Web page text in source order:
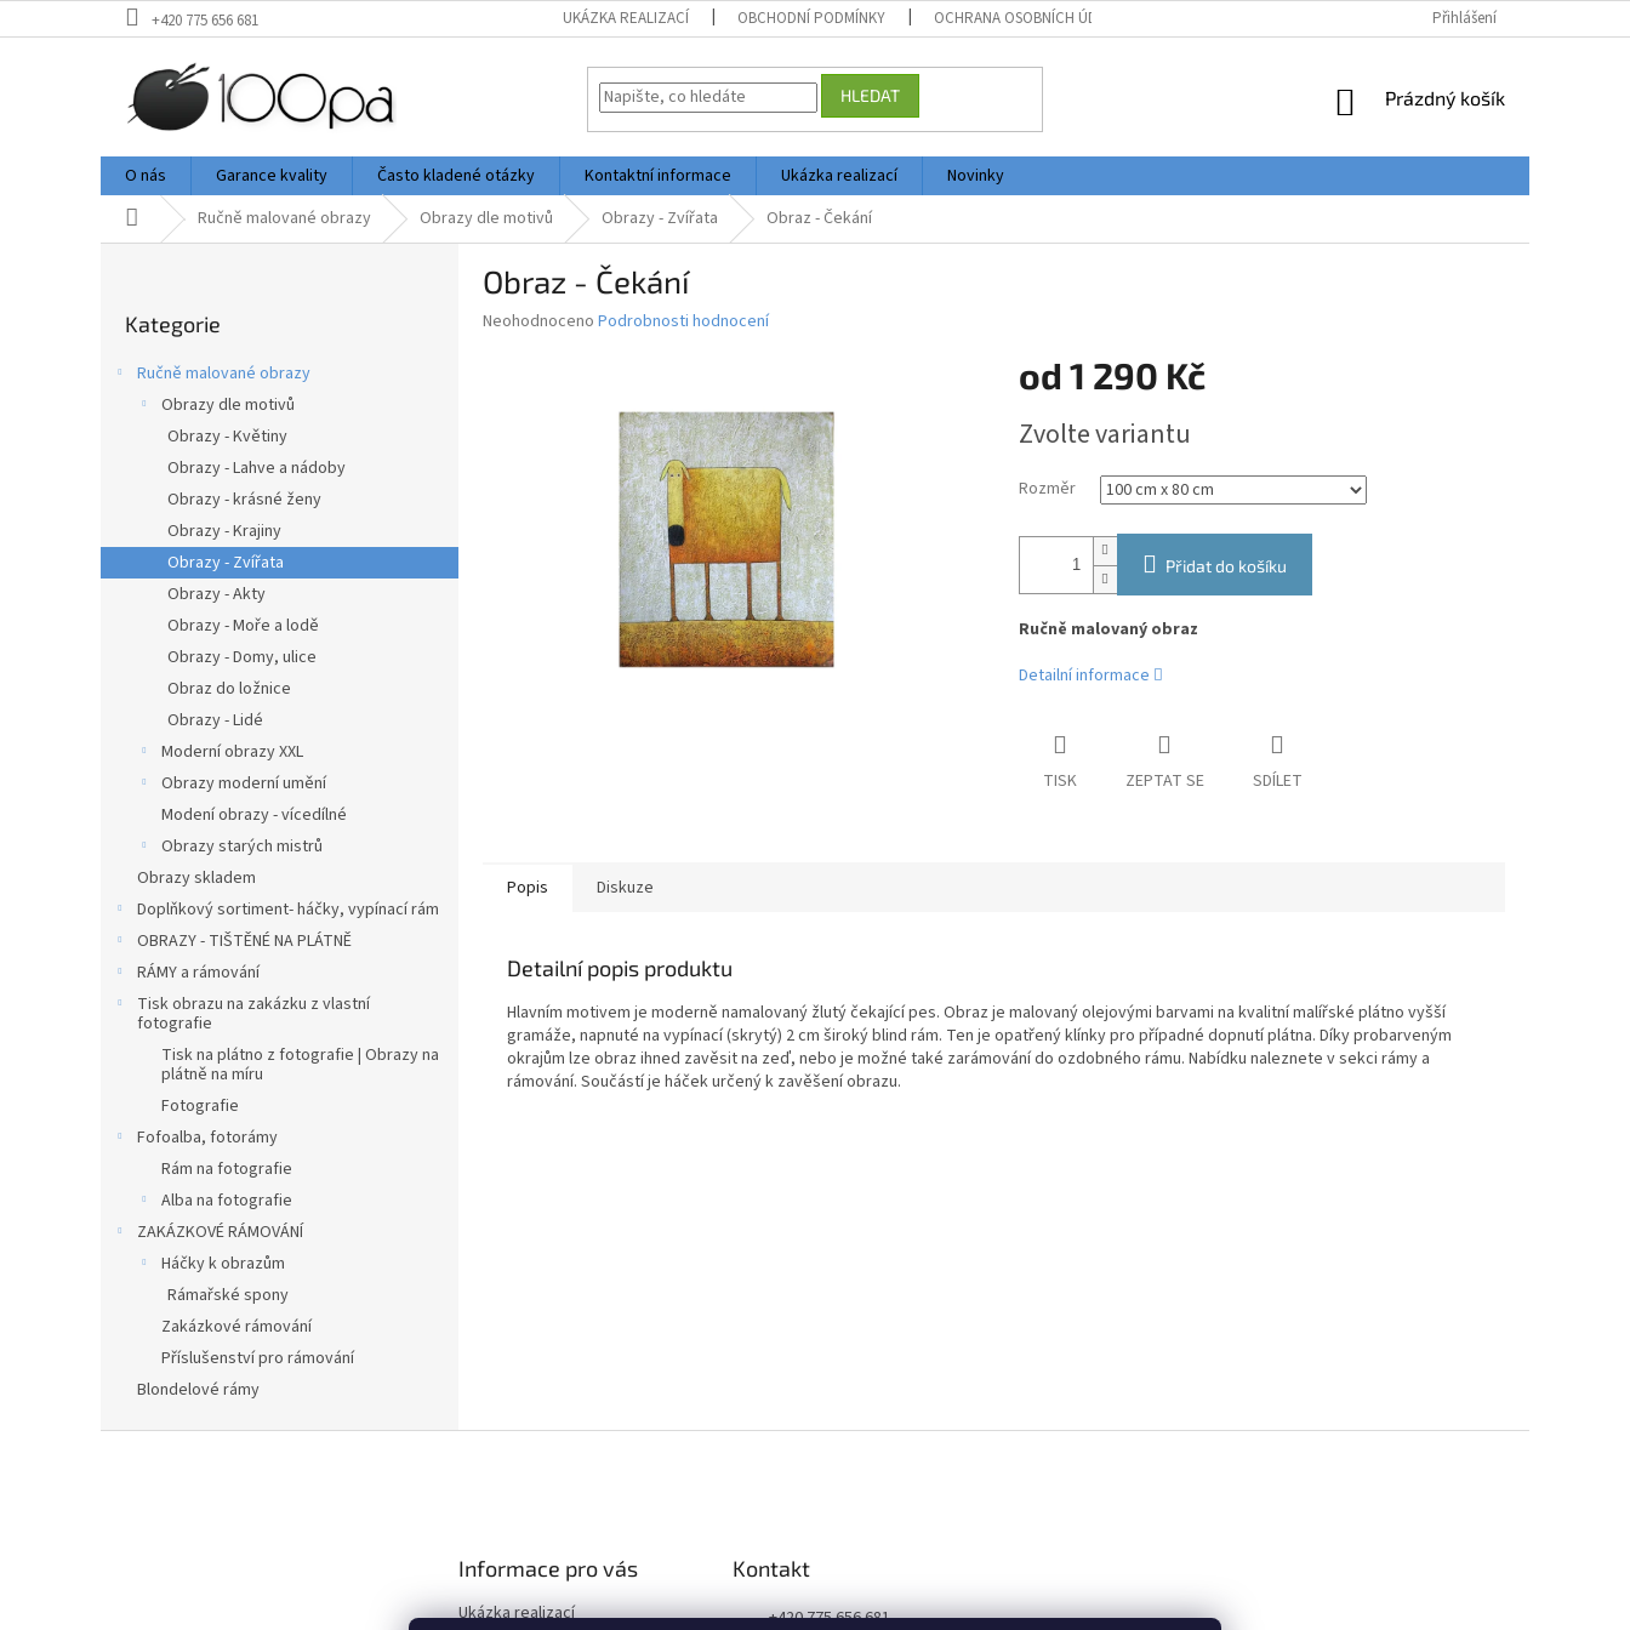
na
+420 775 656 681 UKÁZKA REALIZACÍ OBCHODNÍ PODMÍNKY OCHRANA OSOBNÍCH ÚDAJŮ Přihlášení
HLEDAT
NÁKUPNÍ
Prázdný košík
O nás Garance kvality Často kladené otázky Kontaktní informace Ukázka realizací
Novinky
Domů Ručně malované obrazy Obrazy dle motivů Obrazy - Zvířata Obraz - Čekání
n
e
kategorie
Kategorie
Ručně malované obrazy
Obrazy dle motivů
Obrazy - Květiny
Obrazy - Lahve a nádoby
Obrazy - krásné ženy
Obrazy - Krajiny
Obrazy - Zvířata
Obrazy - Akty
Obrazy - Moře a lodě
Obrazy - Domy, ulice
Obraz do ložnice
Obrazy - Lidé
Moderní obrazy XXL
Obrazy moderní umění
Modení obrazy - vícedílné
Obrazy starých mistrů
Obrazy skladem
Doplňkový sortiment- háčky, vypínací rám
OBRAZY - TIŠTĚNÉ NA PLÁTNĚ
RÁMY a rámování
Tisk obrazu na zakázku z vlastní
fotografie
Tisk na plátno z fotografie | Obrazy na
plátně na míru
Fotografie
Fofoalba, fotorámy
Rám na fotografie
Alba na fotografie
ZAKÁZKOVÉ RÁMOVÁNÍ
Háčky k obrazům
Rámařské spony
Zakázkové rámování
Příslušenství pro rámování
Blondelové rámy
Obraz - Čekání
Průměrné
Neohodnoceno Podrobnosti hodnocení
od 1 290 Kč
cena:
Zvolte variantu
Rozměr
Přidat do košíku
Ručně malovaný obraz
Detailní informace
TISK ZEPTAT SE SDÍLET
Popis Diskuze
Detailní popis produktu
Hlavním motivem je moderně namalovaný žlutý čekající pes. Obraz je malovaný olejovými barvami na kvalitní malířské plátno vyšší
gramáže, napnuté na vypínací (skrytý) 2 cm široký blind rám. Ten je opatřený klínky pro případné dopnutí plátna. Díky probarveným
okrajům lze obraz ihned zavěsit na zeď, nebo je možné také zarámování do ozdobného rámu. Nabídku naleznete v sekci rámy a
rámování. Součástí je háček určený k zavěšení obrazu.
Informace pro vás
Ukázka realizací
Kontakt
+420 775 656 681